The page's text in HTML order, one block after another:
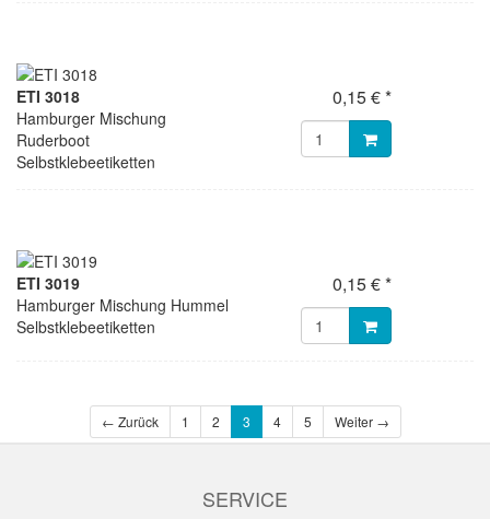
ETI 3018
Hamburger Mischung
Ruderboot
Selbstklebeetiketten
0,15 € *
ETI 3019
Hamburger Mischung Hummel
Selbstklebeetiketten
0,15 € *
← Zurück 1 2 3 4 5 Weiter →
SERVICE